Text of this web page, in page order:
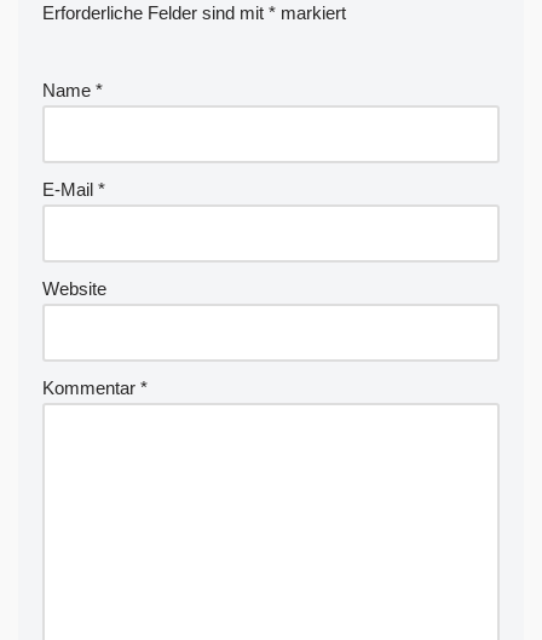
Erforderliche Felder sind mit * markiert
Name *
E-Mail *
Website
Kommentar *